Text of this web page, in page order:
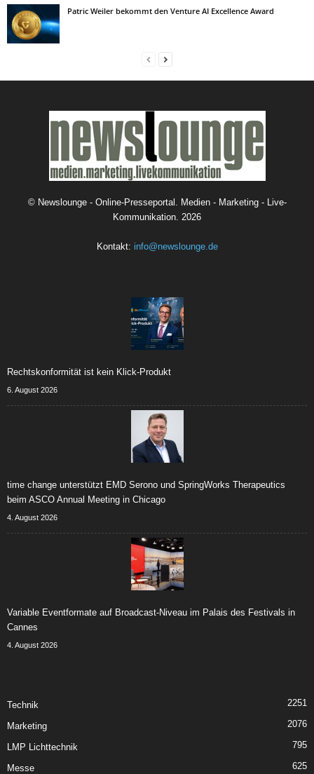
Patric Weiler bekommt den Venture AI Excellence Award
© Newslounge - Online-Presseportal. Medien - Marketing - Live-
Kommunikation. 2026
Kontakt: info@newslounge.de
Rechtskonformität ist kein Klick-Produkt
6. August 2026
time change unterstützt EMD Serono und SpringWorks Therapeutics
beim ASCO Annual Meeting in Chicago
4. August 2026
Variable Eventformate auf Broadcast-Niveau im Palais des Festivals in
Cannes
4. August 2026
Technik 2251
Marketing 2076
LMP Lichttechnik 795
Messe 625